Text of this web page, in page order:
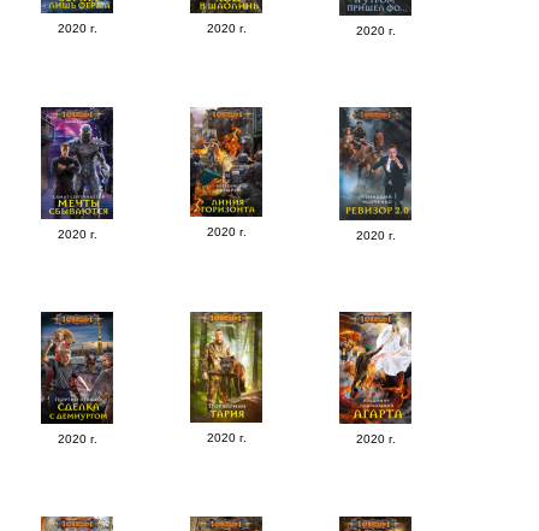
2020 г. 2020 г. 2020 г.
2020 г. 2020 г. 2020 г.
2020 г. 2020 г. 2020 г.